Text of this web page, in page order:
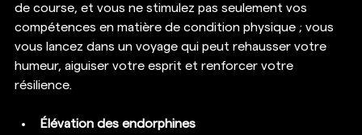
de course, et vous ne stimulez pas seulement vos
compétences en matière de condition physique ; vous
vous lancez dans un voyage qui peut rehausser votre
humeur, aiguiser votre esprit et renforcer votre
résilience.
Élévation des endorphines